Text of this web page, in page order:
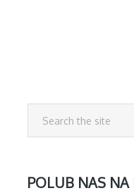
POLUB NAS NA